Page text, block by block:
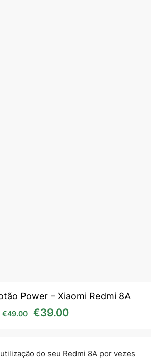
Power – Xiaomi Redmi 8A
€49.00 O preço original era:
€39.00
do seu Redmi 8A por vezes